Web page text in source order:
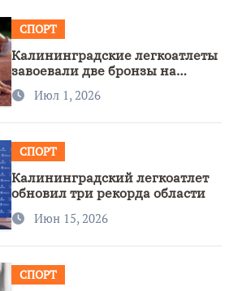
СПОРТ
Калининградские легкоатлеты
завоевали две бронзы на
первенстве России
Июл 1, 2026
СПОРТ
Калининградский легкоатлет
обновил три рекорда области
Июн 15, 2026
СПОРТ